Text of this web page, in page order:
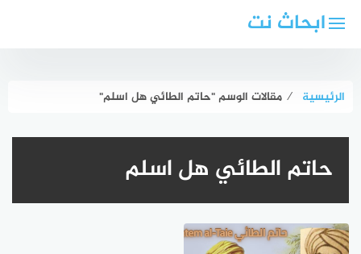
ابحاث نت
الرئيسية ⁄ مقالات الوسم "حاتم الطائي هل اسلم"
حاتم الطائي هل اسلم